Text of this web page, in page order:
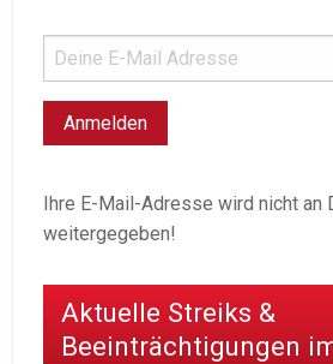
Ihre E-Mail-Adresse wird nicht an
weitergegeben!
Aktuelle Streiks &
Beeinträchtigungen